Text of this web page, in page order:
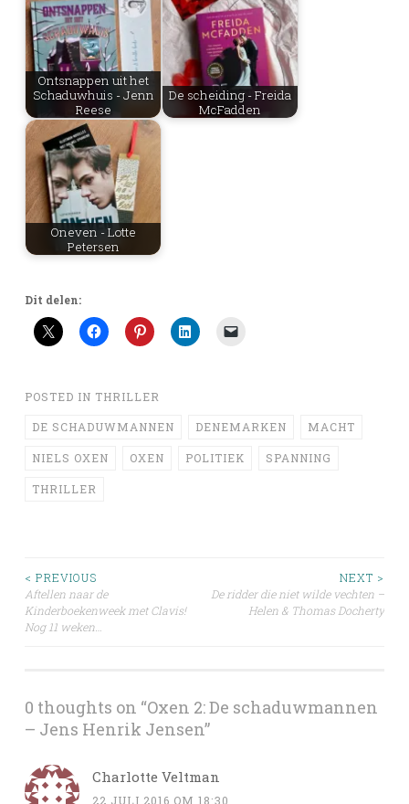
Ontsnappen uit het
Schaduwhuis - Jenn
Reese
De scheiding - Freida
McFadden
Oneven - Lotte
Petersen
Dit delen:
POSTED IN THRILLER
DE SCHADUWMANNEN DENEMARKEN MACHT
NIELS OXEN OXEN POLITIEK SPANNING
THRILLER
Post
navigation
< PREVIOUS
Aftellen naar de
Kinderboekenweek met Clavis!
Nog 11 weken…
NEXT >
De ridder die niet wilde vechten –
Helen & Thomas Docherty
0 thoughts on “Oxen 2: De schaduwmannen
– Jens Henrik Jensen”
Charlotte Veltman
22 JULI 2016 OM 18:30